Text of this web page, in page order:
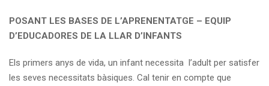
POSANT LES BASES DE L’APRENENTATGE – EQUIP
D’EDUCADORES DE LA LLAR D’INFANTS
Els primers anys de vida, un infant necessita l’adult per satisfer
les seves necessitats bàsiques. Cal tenir en compte que